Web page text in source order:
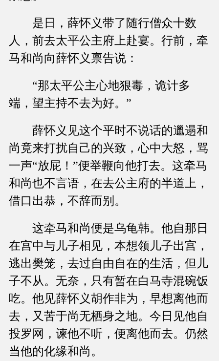
是日，薛怀义带了随行僧众十数
人，前去太平公主府上赴宴。行前，牵
马和尚向薛怀义禀告说：
“那太平公主心地狠毒，诡计多
端，望主持不去为好。”
薛怀义见这个平时不说话的邋遢和
尚竟来打扰自己的兴致，心中大怒，骂
一声“放屁！”便举鞭向他打去。这牵马
和尚也不言语，在去公主府的半道上，
借口出恭，不辞而别。
这牵马和尚便是乌龟韩。他自那日
在宫中与儿子相见，本想领儿子出宫，
逃出樊笼，去过自由自在的生活，但儿
子不从。无奈，只有暂在白马寺混碗饭
吃。他见薛怀义胡作非为，早想离他而
去，又苦于尚无栖身之地。今日见他自
投罗网，谏他不听，便离他而去。仍然
当他的化缘和尚。